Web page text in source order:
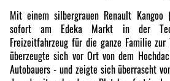
Mit einem silbergrauen Renault Kangoo
sofort am Edeka Markt in der
Freizeitfahrzeug für die ganze Familie
überzeugte sich vor Ort von dem
Autobauers - und zeigte sich überrascht